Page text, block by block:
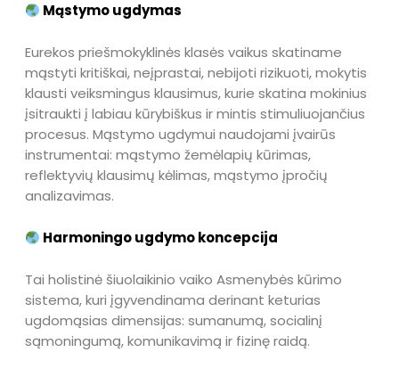
Mąstymo ugdymas
Eurekos priešmokyklinės klasės vaikus skatiname
mąstyti kritiškai, neįprastai, nebijoti rizikuoti, mokytis
klausti veiksmingus klausimus, kurie skatina mokinius
įsitraukti į labiau kūrybiškus ir mintis stimuliuojančius
procesus. Mąstymo ugdymui naudojami įvairūs
instrumentai: mąstymo žemėlapių kūrimas,
reflektyvių klausimų kėlimas, mąstymo įpročių
analizavimas.
Harmoningo ugdymo koncepcija
Tai holistinė šiuolaikinio vaiko Asmenybės kūrimo
sistema, kuri įgyvendinama derinant keturias
ugdomąsias dimensijas: sumanumą, socialinį
sąmoningumą, komunikavimą ir fizinę raidą.